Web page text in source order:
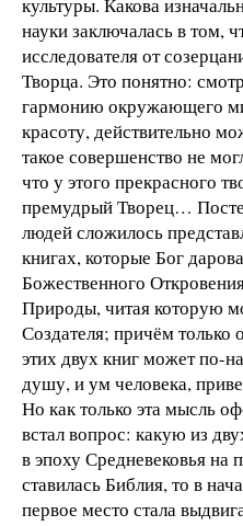
культуры. Какова
науки заключалась в том,
исследователя от
Творца. Это понятно:
гармонию окружающего
красоту, действительно
такое совершенство не
что у этого прекрасного
премудрый Творец…
людей сложилось
книгах, которые Бог
Божественного
Природы, читая которую
Создателя; причём только
этих двух книг может по-
душу, и ум человека,
Но как только эта мысль
встал вопрос: какую из
в эпоху Средневековья на
ставилась Библия, то в
первое место стала